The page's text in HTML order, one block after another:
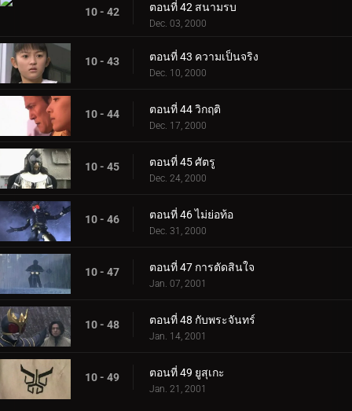
10 - 42 ตอนที่ 42 สนามรบ
Dec. 03, 2000
10 - 43 ตอนที่ 43 ความเป็นจริง
Dec. 10, 2000
10 - 44 ตอนที่ 44 วิกฤติ
Dec. 17, 2000
10 - 45 ตอนที่ 45 ศัตรู
Dec. 24, 2000
10 - 46 ตอนที่ 46 ไม่ย่อท้อ
Dec. 31, 2000
10 - 47 ตอนที่ 47 การตัดสินใจ
Jan. 07, 2001
10 - 48 ตอนที่ 48 กับพระจันทร์
Jan. 14, 2001
10 - 49 ตอนที่ 49 ยูสุเกะ
Jan. 21, 2001